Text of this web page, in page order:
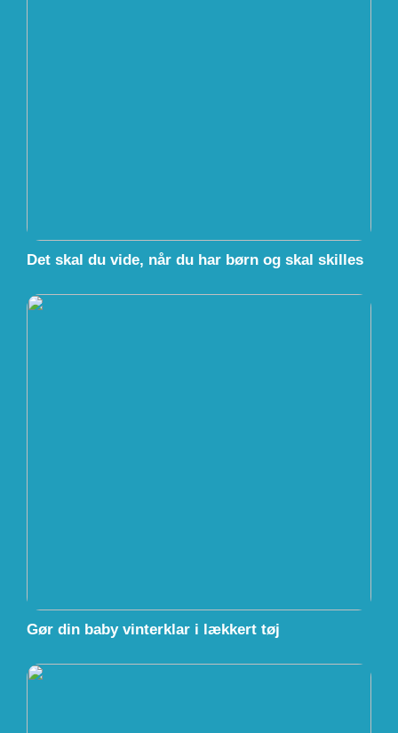
Det skal du vide, når du har børn og skal skilles
Gør din baby vinterklar i lækkert tøj